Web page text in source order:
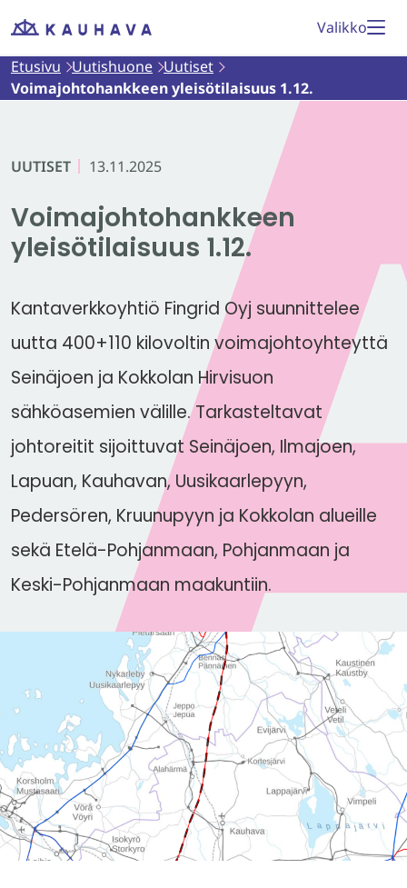
Siirry
Etusivu
Valikko
Etusivu Uutishuone Uutiset
Voimajohtohankkeen yleisötilaisuus 1.12.
UUTISET 13.11.2025
Voimajohtohankkeen
yleisötilaisuus 1.12.
Kantaverkkoyhtiö Fingrid Oyj suunnittelee
uutta 400+110 kilovoltin voimajohtoyhteyttä
Seinäjoen ja Kokkolan Hirvisuon
sähköasemien välille. Tarkasteltavat
johtoreitit sijoittuvat Seinäjoen, Ilmajoen,
Lapuan, Kauhavan, Uusikaarlepyyn,
Pedersören, Kruunupyyn ja Kokkolan alueille
sekä Etelä-Pohjanmaan, Pohjanmaan ja
Keski-Pohjanmaan maakuntiin.